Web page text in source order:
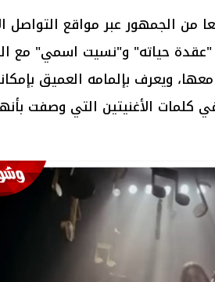
من الجمهور عبر مواقع التواصل
حياته" و"نسيت اسمي" مع
ويعرف بإلمامه العميق
الأغنيتين التي وصفت